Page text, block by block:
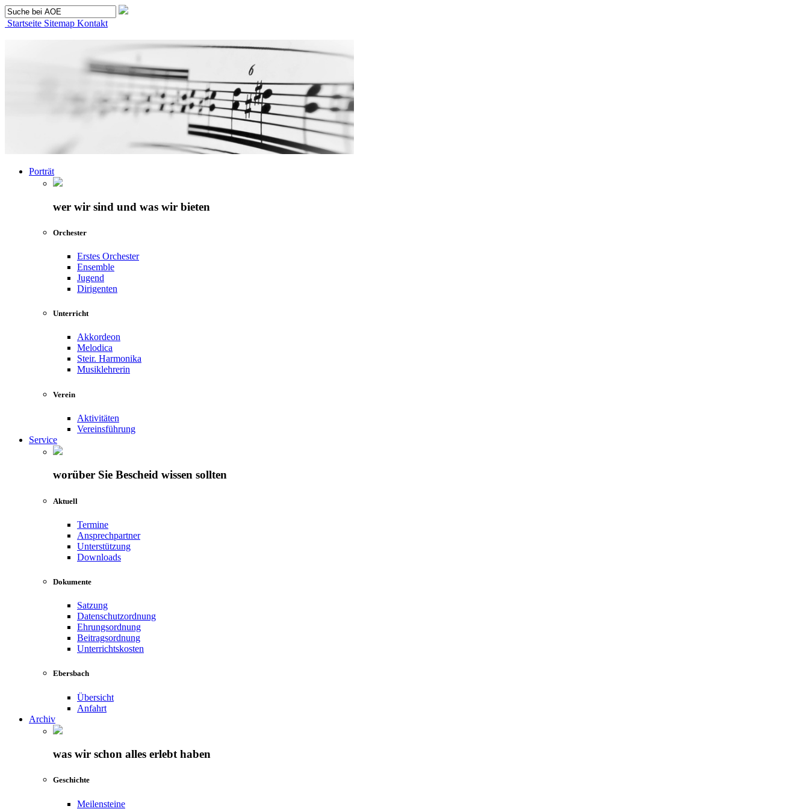
Startseite Sitemap Kontakt
Porträt
wer wir sind und was wir bieten
Orchester
Erstes Orchester
Ensemble
Jugend
Dirigenten
Unterricht
Akkordeon
Melodica
Steir. Harmonika
Musiklehrerin
Verein
Aktivitäten
Vereinsführung
Service
worüber Sie Bescheid wissen sollten
Aktuell
Termine
Ansprechpartner
Unterstützung
Downloads
Dokumente
Satzung
Datenschutzordnung
Ehrungsordnung
Beitragsordnung
Unterrichtskosten
Ebersbach
Übersicht
Anfahrt
Archiv
was wir schon alles erlebt haben
Geschichte
Meilensteine